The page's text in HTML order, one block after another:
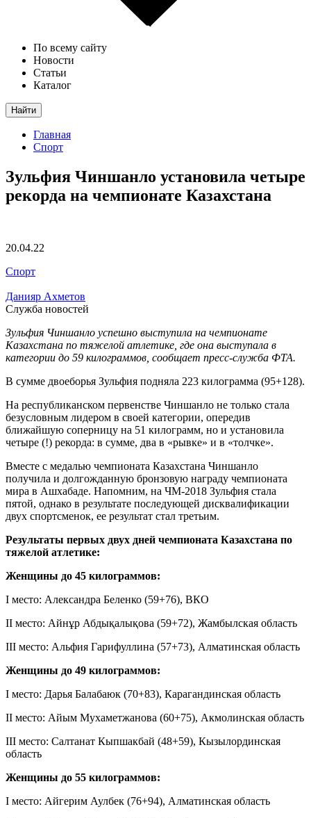
По всему сайту
Новости
Статьи
Каталог
Найти
Главная
Спорт
Зульфия Чиншанло установила четыре
рекорда на чемпионате Казахстана
20.04.22
Спорт
Данияр Ахметов
Служба новостей
Зульфия Чиншанло успешно выступила на чемпионате
Казахстана по тяжелой атлетике, где она выступала в
категории до 59 килограммов, сообщает пресс-служба ФТА.
В сумме двоеборья Зульфия подняла 223 килограмма (95+128).
На республиканском первенстве Чиншанло не только стала
безусловным лидером в своей категории, опередив
ближайшую соперницу на 51 килограмм, но и установила
четыре (!) рекорда: в сумме, два в «рывке» и в «толчке».
Вместе с медалью чемпионата Казахстана Чиншанло
получила и долгожданную бронзовую награду чемпионата
мира в Ашхабаде. Напомним, на ЧМ-2018 Зульфия стала
пятой, однако в результате последующей дисквалификации
двух спортсменок, ее результат стал третьим.
Результаты первых двух дней чемпионата Казахстана по
тяжелой атлетике:
Женщины до 45 килограммов:
I место: Александра Беленко (59+76), ВКО
II место: Айнұр Абдықалықова (59+72), Жамбылская область
III место: Альфия Гарифуллина (57+73), Алматинская область
Женщины до 49 килограммов:
I место: Дарья Балабаюк (70+83), Карагандинская область
II место: Айым Мухаметжанова (60+75), Акмолинская область
III место: Салтанат Кыпшакбай (48+59), Кызылординская
область
Женщины до 55 килограммов:
I место: Айгерим Аулбек (76+94), Алматинская область